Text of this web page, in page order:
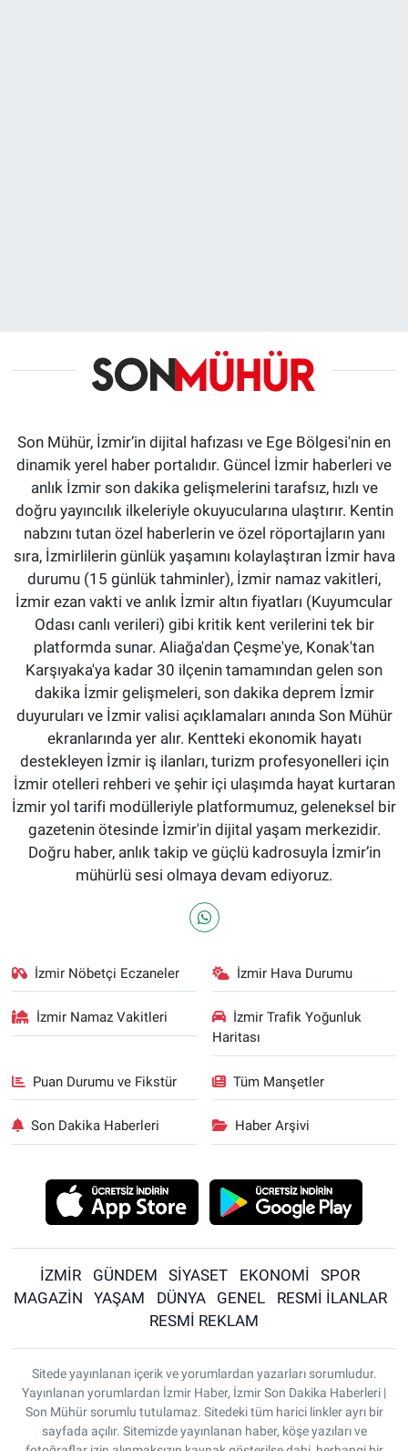
Son Mühür, İzmir’in dijital hafızası ve Ege Bölgesi'nin en
dinamik yerel haber portalıdır. Güncel İzmir haberleri ve
anlık İzmir son dakika gelişmelerini tarafsız, hızlı ve
doğru yayıncılık ilkeleriyle okuyucularına ulaştırır. Kentin
nabzını tutan özel haberlerin ve özel röportajların yanı
sıra, İzmirlilerin günlük yaşamını kolaylaştıran İzmir hava
durumu (15 günlük tahminler), İzmir namaz vakitleri,
İzmir ezan vakti ve anlık İzmir altın fiyatları (Kuyumcular
Odası canlı verileri) gibi kritik kent verilerini tek bir
platformda sunar. Aliağa'dan Çeşme'ye, Konak'tan
Karşıyaka'ya kadar 30 ilçenin tamamından gelen son
dakika İzmir gelişmeleri, son dakika deprem İzmir
duyuruları ve İzmir valisi açıklamaları anında Son Mühür
ekranlarında yer alır. Kentteki ekonomik hayatı
destekleyen İzmir iş ilanları, turizm profesyonelleri için
İzmir otelleri rehberi ve şehir içi ulaşımda hayat kurtaran
İzmir yol tarifi modülleriyle platformumuz, geleneksel bir
gazetenin ötesinde İzmir'in dijital yaşam merkezidir.
Doğru haber, anlık takip ve güçlü kadrosuyla İzmir’in
mühürlü sesi olmaya devam ediyoruz.
İzmir Nöbetçi Eczaneler İzmir Hava Durumu
İzmir Namaz Vakitleri
İzmir Trafik Yoğunluk
Haritası
Puan Durumu ve Fikstür Tüm Manşetler
Son Dakika Haberleri Haber Arşivi
İZMİR GÜNDEM SİYASET EKONOMİ
SPOR
MAGAZİN
YAŞAM DÜNYA GENEL
RESMİ İLANLAR
RESMİ REKLAM
Sitede yayınlanan içerik ve yorumlardan yazarları sorumludur.
Yayınlanan yorumlardan İzmir Haber, İzmir Son Dakika Haberleri |
Son Mühür sorumlu tutulamaz. Sitedeki tüm harici linkler ayrı bir
sayfada açılır. Sitemizde yayınlanan haber, köşe yazıları ve